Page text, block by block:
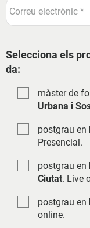
Selecciona els
da:
màster de
Urbana i
postgrau en
Presencial.
postgrau en
Ciutat. Live
postgrau en
online.